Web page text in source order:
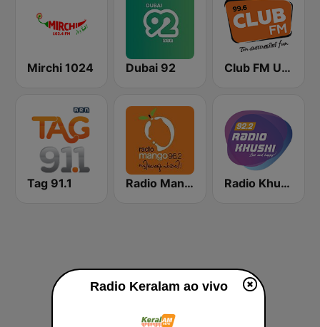
Mirchi 1024 Dubai 92 Club FM UAE
Tag 91.1 Radio Mango Radio Khushi 92.2
Radio Keralam ao vivo